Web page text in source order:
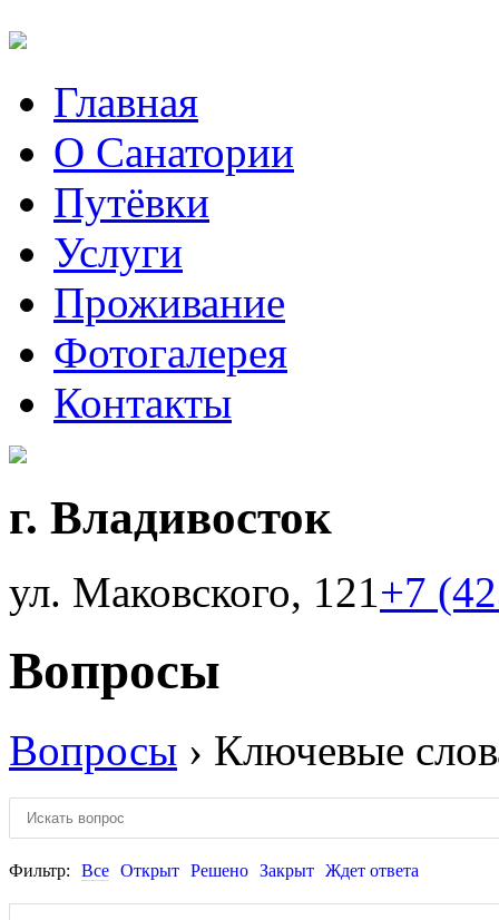
Главная
О Санатории
Путёвки
Услуги
Проживание
Фотогалерея
Контакты
г. Владивосток
ул. Маковского, 121+7
Вопросы
Вопросы › Ключевые
Фильтр: Все Открыт Решено Закрыт Ждет ответа